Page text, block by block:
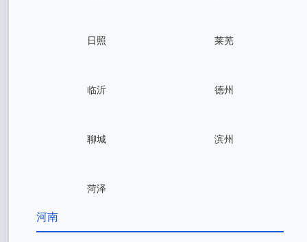
日照 莱芜
临沂 德州
聊城 滨州
菏泽
河南